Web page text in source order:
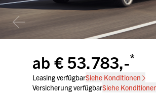
ab € 53.783,-*
Leasing verfügbarSiehe Konditionen
Versicherung verfügbarSiehe